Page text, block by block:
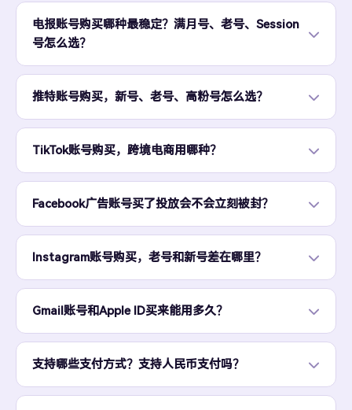
电报账号购买哪种最稳定？满月号、老号、Session
号怎么选？
推特账号购买，新号、老号、高粉号怎么选？
TikTok账号购买，跨境电商用哪种？
Facebook广告账号买了投放会不会立刻被封？
Instagram账号购买，老号和新号差在哪里？
Gmail账号和Apple ID买来能用多久？
支持哪些支付方式？支持人民币支付吗？